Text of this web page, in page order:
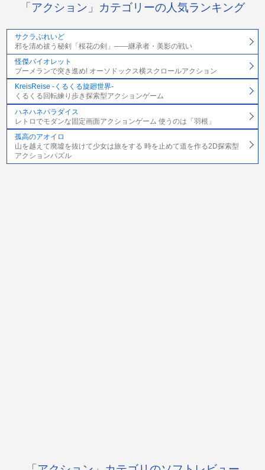
「アクション」カテゴリーの人気ランキング
サクラぶれいど
邪を清め祓う秘剣「桜花の剣」――継承者・美影の戦い
怪傑バイオレット
ブーメランで突き進め! オーソドックス横スクロールアクション
KreisReise -くるくる旋廻世界-
くるくる回転練り歩き探索型アクションゲーム
ハネハネパラダイス
レトロでモダンな固定画面アクションゲーム 使うのは「羽根」
孤高のアオイロ
山を越えて廃墟を抜けて少女は旅をする 時を止めて道を作る2D探索型
アクションパズル